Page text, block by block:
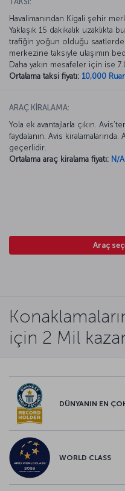
Havalimanından Kigali şehir
Yaklaşık 15 dakikalık uzaklıkta
trafiğin yoğun olduğu saatlerde
merkezine taksiyle ulaşımın
Daha yakın mesafeler için ise
Ortalama taksi fiyatı: 10,000
ARAÇ KİRALAMA:
Yola ek avantajlarla çıkın.
faydalanın. Avis
geçerlidir.
Ortalama araç kiralama fiyatı: N/A
Araç
için 2 Mil
DÜNYANIN EN
WORLD CLASS